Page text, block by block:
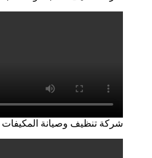
شركة تنظيف وصيانة المكيفات